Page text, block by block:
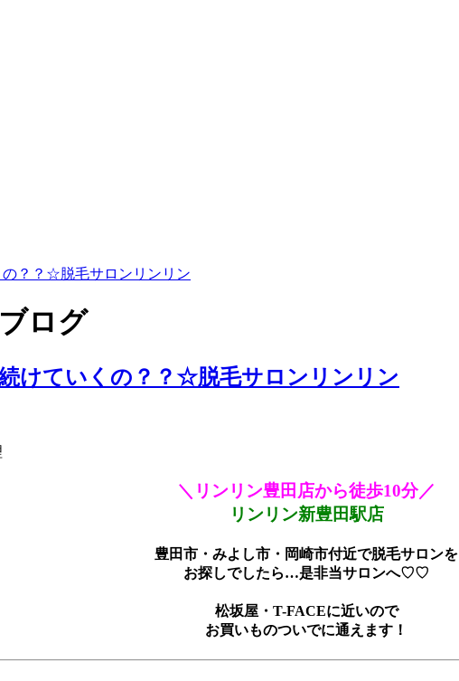
？？☆脱毛サロンリンリン
ログ
けていくの？？☆脱毛サロンリンリン
＼リンリン豊田店から徒歩10分／
リンリン新豊田駅店
豊田市・みよし市・岡崎市付近で脱毛サロンを
お探しでしたら…是非当サロンへ♡♡
松坂屋・T-FACEに近いので
お買いものついでに通えます！